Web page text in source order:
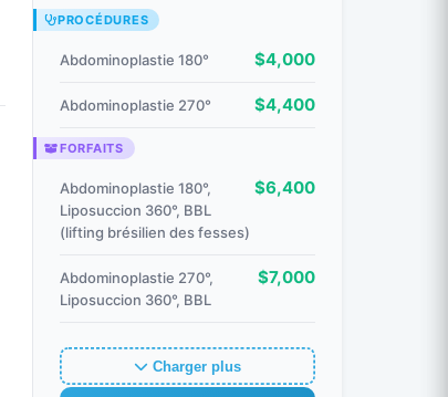
PROCÉDURES
Abdominoplastie 180° $4,000
Abdominoplastie 270° $4,400
FORFAITS
Abdominoplastie 180°,
Liposuccion 360°, BBL
(lifting brésilien des fesses)
$6,400
Abdominoplastie 270°,
Liposuccion 360°, BBL
$7,000
Charger plus